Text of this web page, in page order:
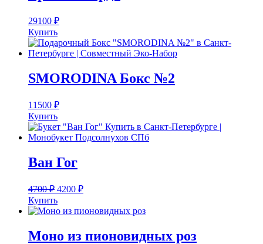
29100 ₽
Купить
SMORODINA Бокс №2
11500 ₽
Купить
Ван Гог
4700₽ 4200 ₽
Купить
Моно из пионовидных роз